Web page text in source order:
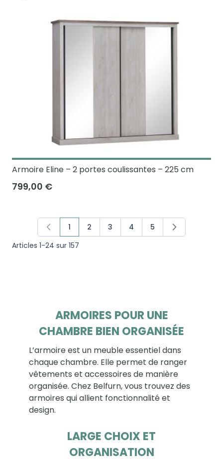
Armoire Eline – 2 portes coulissantes – 225 cm
799,00 €
Articles 1-24 sur 157
Vous lisez actuellement la page
1 Page
2 Page
3 Page
4 Page
5
ARMOIRES POUR UNE
CHAMBRE BIEN ORGANISÉE
L’armoire est un meuble essentiel dans
chaque chambre. Elle permet de ranger
vêtements et accessoires de manière
organisée. Chez Belfurn, vous trouvez des
armoires qui allient fonctionnalité et
design.
LARGE CHOIX ET
ORGANISATION